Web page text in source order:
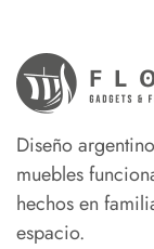
Diseño
muebles
hechos en
espacio.